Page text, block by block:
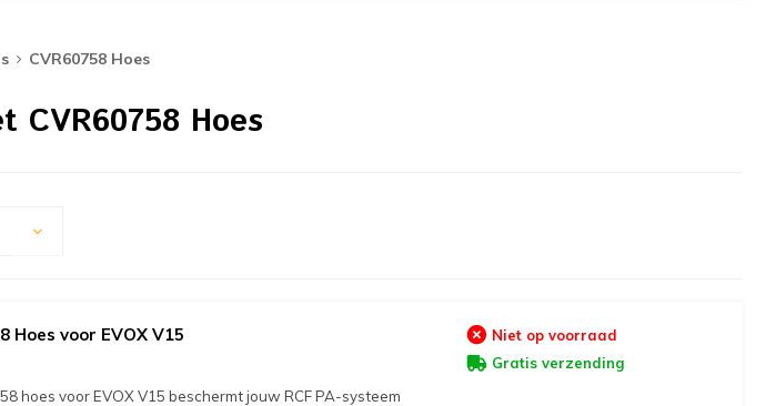
CVR60758 Hoes
CVR60758 Hoes
Hoes voor EVOX V15
hoes voor EVOX V15 beschermt jouw RCF PA-systeem
Niet op voorraad
Gratis verzending